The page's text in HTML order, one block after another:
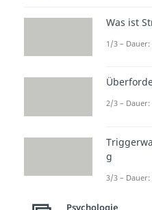
Was ist
1/3 – Dauer:
2/3 – Dauer:
g
3/3 – Dauer:
Psychologie